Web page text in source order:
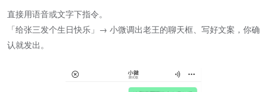
直接用语音或文字下指令。
「给张三发个生日快乐」→ 小微调出老王的聊天框、写好文案，你确
认就发出。